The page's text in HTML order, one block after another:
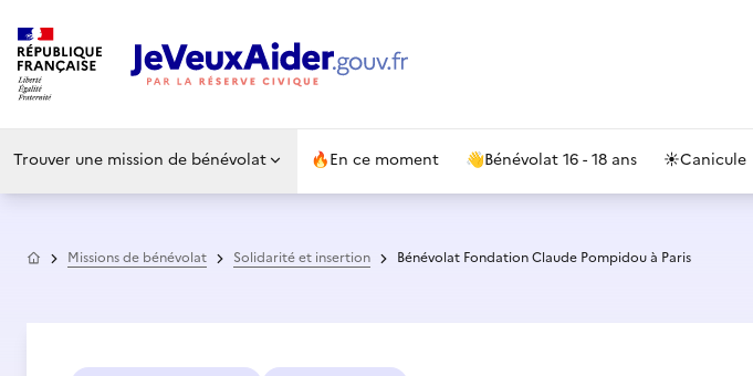
Trouver une mission de bénévolat 🔥En ce moment 👋Bénévolat 16 - 18 ans ☀️Canicule
AccueilMissions de bénévolat Solidarité et insertion Bénévolat Fondation Claude Pompidou à Paris